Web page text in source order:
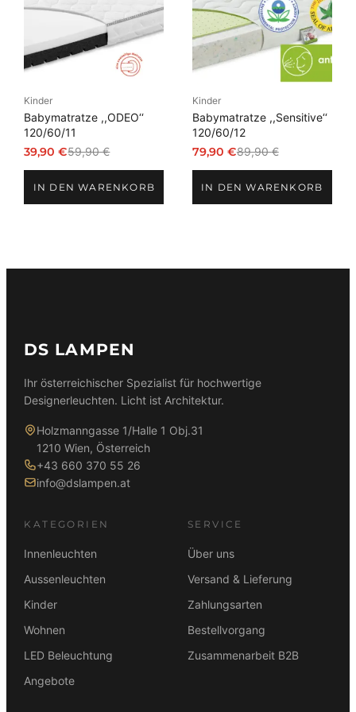
Kinder
Babymatratze ,,ODEO‘‘
120/60/11
59,90€
Ursprünglicher
war:
39,90€
Aktueller
ist:IN DEN WARENKORB
Kinder
Babymatratze ,,Sensitive‘‘
120/60/12
89,90€
Ursprünglicher
war:
79,90 €
Aktueller
ist:IN DEN WARENKORB
DS LAMPEN
Ihr österreichischer Spezialist für hochwertige
Designerleuchten. Licht ist Architektur.
Holzmanngasse 1/Halle 1 Obj.31
1210 Wien, Österreich
+43 660 370 55 26
info@dslampen.at
KATEGORIEN
Innenleuchten
Aussenleuchten
Kinder
Wohnen
LED Beleuchtung
Angebote
SERVICE
Über uns
Versand & Lieferung
Zahlungsarten
Bestellvorgang
Zusammenarbeit B2B